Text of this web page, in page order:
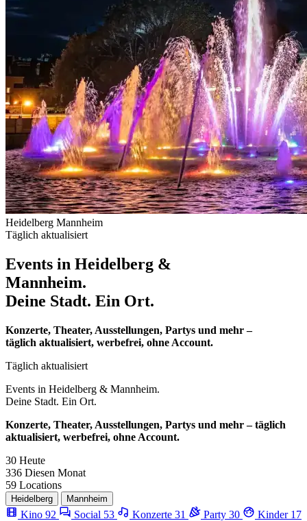
Heidelberg Mannheim
Täglich aktualisiert
Events in Heidelberg &
Mannheim.
Deine Stadt. Ein Ort.
Konzerte, Theater, Ausstellungen, Partys und mehr –
täglich aktualisiert, werbefrei, ohne Account.
Täglich aktualisiert
Events in Heidelberg & Mannheim.
Deine Stadt. Ein Ort.
Konzerte, Theater, Ausstellungen, Partys und mehr – täglich
aktualisiert, werbefrei, ohne Account.
30 Heute
336 Diesen Monat
59 Locations
Heidelberg Mannheim
Kino 92 Social 53 Konzerte 31 Party 30 Kinder 17